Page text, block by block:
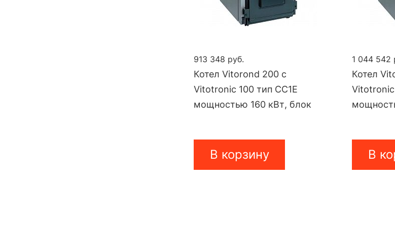
913 348 руб.
Котел Vitorond 200 с
Vitotronic 100 тип CC1E
мощностью 160 кВт, блок
В корзину
1 044 542
Котел
Vitotronic
В